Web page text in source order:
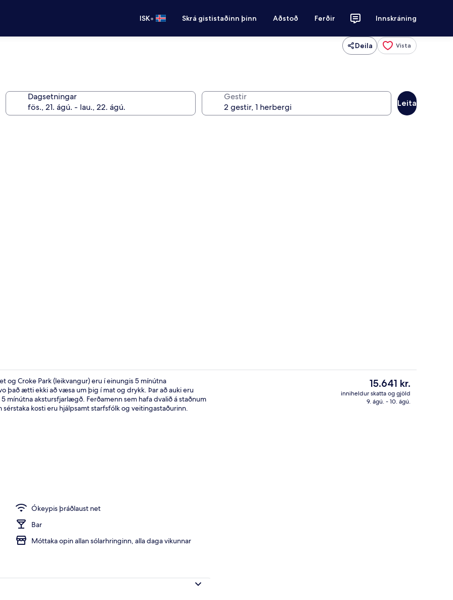
ISK• Skrá gististaðinn þinn Aðstoð Ferðir Innskráning
Deila Vista
Dagsetningar Gestir
Leita
King Room | Öryggishólf í herbergi, skrifborð, myrkratjöld/-gardínur
og Croke Park (leikvangur) eru í einungis 5 mínútna
það ætti ekki að væsa um þig í mat og drykk. Þar að auki eru
mínútna akstursfjarlægð. Ferðamenn sem hafa dvalið á staðnum
kosti eru hjálpsamt starfsfólk og veitingastaðurinn.
Ókeypis þráðlaust net
Bar
Móttaka opin allan sólarhringinn, alla daga vikunnar
Núverandi
verð
er
15.641 kr.
inniheldur skatta og gjöld
9. ágú. - 10. ágú.